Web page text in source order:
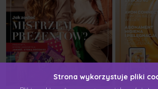
Strona wykorzystuje pliki